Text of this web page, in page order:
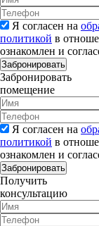
Я согласен на
политикой в
ознакомлен и
Забронировать
Забронировать
помещение
Я согласен на
политикой в
ознакомлен и
Забронировать
Получить
консультацию